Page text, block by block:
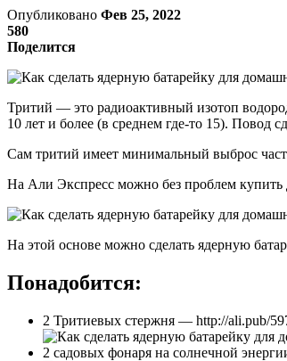
Опубликовано Фев 25, 2022
580
Поделится
Тритий — это радиоактивный изотоп
10 лет и более (в среднем где-то 15). Повод
Сам тритий имеет минимальный выброс
На Али Экспресс можно без проблем
На этой основе можно сделать ядерную
Понадобится:
2 Тритиевых стержня — http://ali.pub/
2 садовых фонаря на солнечной